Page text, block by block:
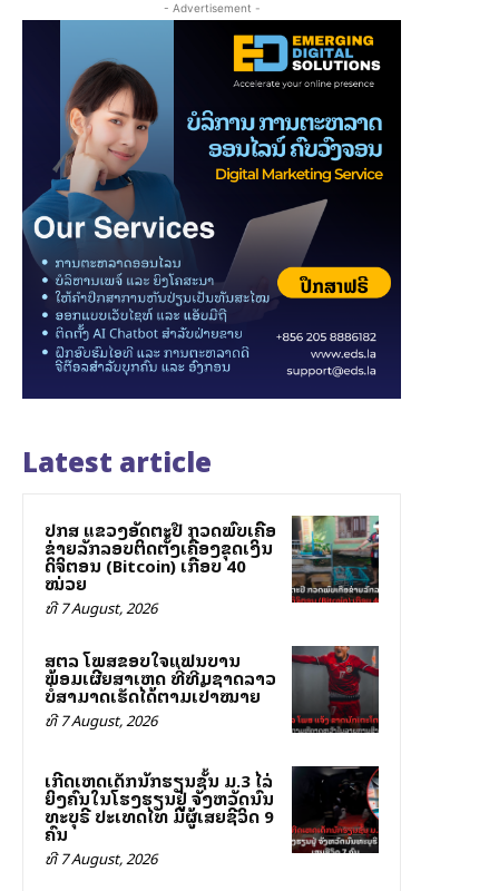
- Advertisement -
Latest article
ປກສ ແຂວງອັດຕະປື ກວດພົບເຄືອ
ຂ່າຍລັກລອບຕິດຕັ້ງເຄື່ອງຂຸດເງິນ
ດິຈິຕອນ (Bitcoin) ເກືອບ 40
ໝ່ວຍ
ທີ 7 August, 2026
ສຕລ ໂພສຂອບໃຈແຟນບານ
ພ້ອມເຜີຍສາເຫດ ທີ່ທີມຊາດລາວ
ບໍ່ສາມາດເຮັດໄດ້ຕາມເປົ້າໝາຍ
ທີ 7 August, 2026
ເກີດເຫດເດັກນັກຮຽນຊັ້ນ ມ.3 ໄລ່
ຍິງຄົນໃນໂຮງຮຽນຢູ່ ຈັງຫວັດນົນ
ທະບຸຣີ ປະເທດໄທ ມີຜູ້ເສຍຊີວິດ 9
ຄົນ
ທີ 7 August, 2026